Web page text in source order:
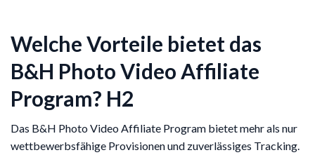
Welche Vorteile bietet das
B&H Photo Video Affiliate
Program? H2
Das B&H Photo Video Affiliate Program bietet mehr als nur
wettbewerbsfähige Provisionen und zuverlässiges Tracking.